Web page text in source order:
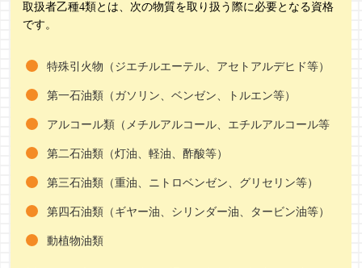
取扱者乙種4類とは、次の物質を取り扱う際に必要となる資格
です。
特殊引火物（ジエチルエーテル、アセトアルデヒド等）
第一石油類（ガソリン、ベンゼン、トルエン等）
アルコール類（メチルアルコール、エチルアルコール等
第二石油類（灯油、軽油、酢酸等）
第三石油類（重油、ニトロベンゼン、グリセリン等）
第四石油類（ギヤー油、シリンダー油、タービン油等）
動植物油類